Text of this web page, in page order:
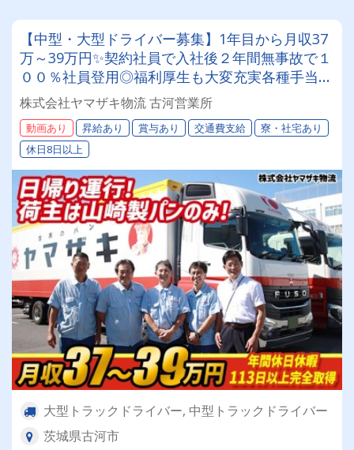
【中型・大型ドライバー募集】1年目から月収37
万～39万円✨契約社員で入社後２年間無事故で１
００％社員登用◎福利厚生も大変充実各種手当が
豊富★年間休日１１３日以上完全取得★＼山崎製
パングループで安定勤務しませんか？／
株式会社ヤマザキ物流 古河営業所
動画あり 昇給あり 賞与あり 交通費支給
寮・社宅あり
休日8日以上
大型トラックドライバー, 中型トラックドライバー
茨城県古河市